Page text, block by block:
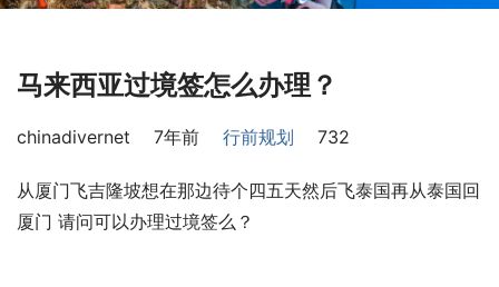
马来西亚过境签怎么办理？
chinadivernet 7年前 行前规划 732
从厦门飞吉隆坡想在那边待个四五天然后飞泰国再从泰国回
厦门 请问可以办理过境签么？